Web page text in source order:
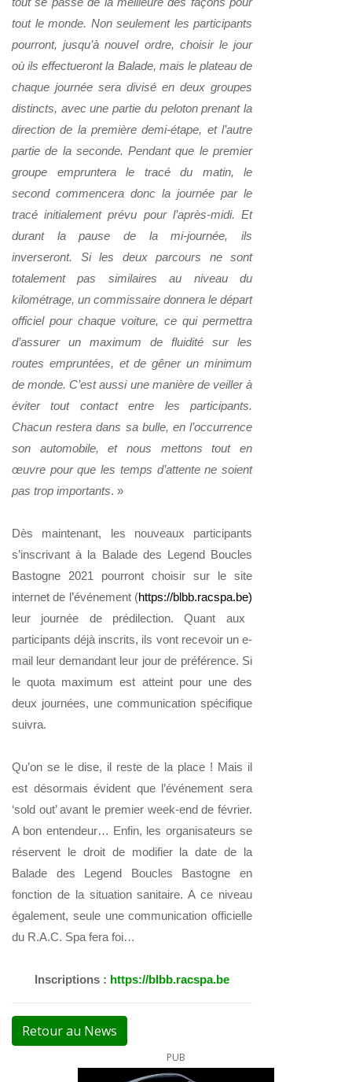
tout le monde. Non seulement les participants
pourront, jusqu’à nouvel ordre, choisir le jour
où ils effectueront la Balade, mais le plateau de
chaque journée sera divisé en deux groupes
distincts, avec une partie du peloton prenant la
direction de la première demi-étape, et l’autre
partie de la seconde. Pendant que le premier
groupe empruntera le tracé du matin, le
second commencera donc la journée par le
tracé initialement prévu pour l’après-midi. Et
durant la pause de la mi-journée, ils
inverseront. Si les deux parcours ne sont
totalement pas similaires au niveau du
kilométrage, un commissaire donnera le départ
officiel pour chaque voiture, ce qui permettra
d’assurer un maximum de fluidité sur les
routes empruntées, et de gêner un minimum
de monde. C’est aussi une manière de veiller à
éviter tout contact entre les participants.
Chacun restera dans sa bulle, en l’occurrence
son automobile, et nous mettons tout en
œuvre pour que les temps d’attente ne soient
pas trop importants. »
Dès maintenant, les nouveaux participants
s’inscrivant à la Balade des Legend Boucles
Bastogne 2021 pourront choisir sur le site
internet de l’événement (https://blbb.racspa.be)
leur journée de prédilection. Quant aux
participants déjà inscrits, ils vont recevoir un e-
mail leur demandant leur jour de préférence. Si
le quota maximum est atteint pour une des
deux journées, une communication spécifique
suivra.
Qu’on se le dise, il reste de la place ! Mais il
est désormais évident que l’événement sera
‘sold out’ avant le premier week-end de février.
A bon entendeur… Enfin, les organisateurs se
réservent le droit de modifier la date de la
Balade des Legend Boucles Bastogne en
fonction de la situation sanitaire. A ce niveau
également, seule une communication officielle
du R.A.C. Spa fera foi…
Inscriptions : https://blbb.racspa.be
Retour au News
PUB